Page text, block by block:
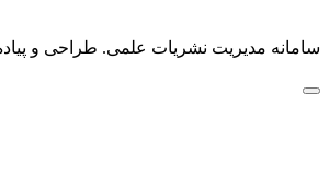
سامانه مدیریت نشریات علمی. طراحی و